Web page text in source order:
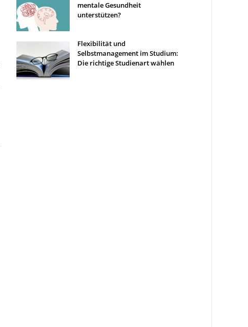
mentale Gesundheit
unterstützen?
Flexibilität und
Selbstmanagement im Studium:
Die richtige Studienart wählen